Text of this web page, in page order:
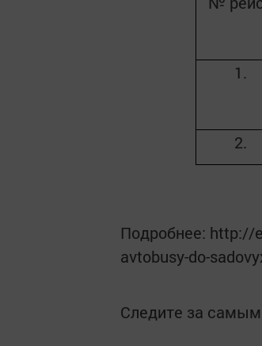
1.
2.
Подробнее: http://
avtobusy-do-
Следите за